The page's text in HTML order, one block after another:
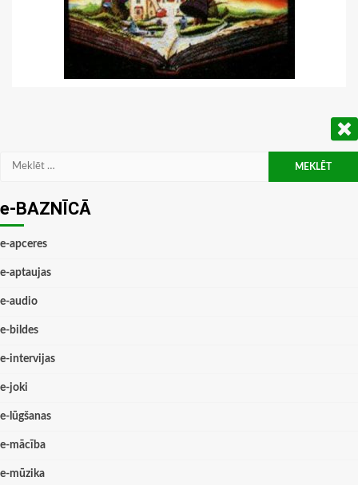
Meklēt:
e-BAZNĪCĀ
e-apceres
e-aptaujas
e-audio
e-bildes
e-intervijas
e-joki
e-lūgšanas
e-mācība
e-mūzika